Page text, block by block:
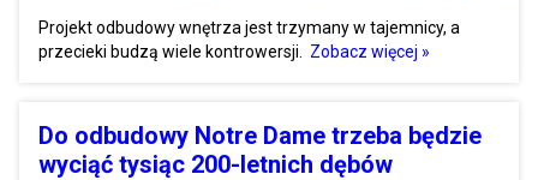
Projekt odbudowy wnętrza jest trzymany w tajemnicy, a
przecieki budzą wiele kontrowersji.
Zobacz więcej »
Do odbudowy Notre Dame trzeba będzie
wyciąć tysiąc 200-letnich dębów